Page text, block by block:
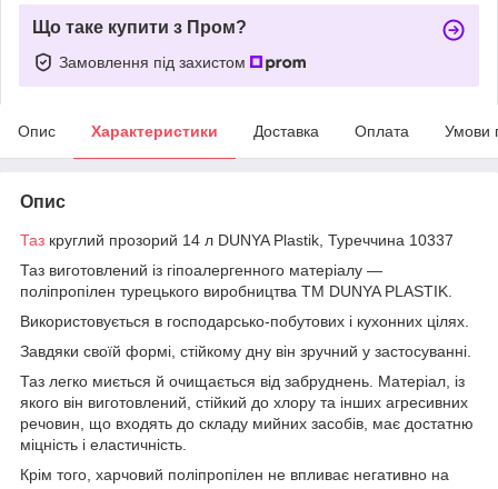
Що таке купити з Пром?
Замовлення під захистом
Опис Характеристики Доставка Оплата Умови
Опис
Таз круглий прозорий 14 л DUNYA Plastik, Туреччина 10337
Таз виготовлений із гіпоалергенного матеріалу —
поліпропілен турецького виробництва ТМ DUNYA PLASTIK.
Використовується в господарсько-побутових і кухонних цілях.
Завдяки своїй формі, стійкому дну він зручний у застосуванні.
Таз легко миється й очищається від забруднень. Матеріал, із
якого він виготовлений, стійкий до хлору та інших агресивних
речовин, що входять до складу мийних засобів, має достатню
міцність і еластичність.
Крім того, харчовий поліпропілен не впливає негативно на